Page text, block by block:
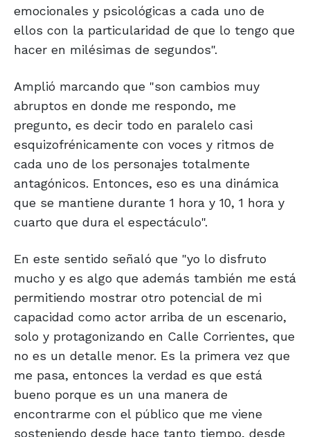
emocionales y psicológicas a cada uno de
ellos con la particularidad de que lo tengo que
hacer en milésimas de segundos".
Amplió marcando que "son cambios muy
abruptos en donde me respondo, me
pregunto, es decir todo en paralelo casi
esquizofrénicamente con voces y ritmos de
cada uno de los personajes totalmente
antagónicos. Entonces, eso es una dinámica
que se mantiene durante 1 hora y 10, 1 hora y
cuarto que dura el espectáculo".
En este sentido señaló que "yo lo disfruto
mucho y es algo que además también me está
permitiendo mostrar otro potencial de mi
capacidad como actor arriba de un escenario,
solo y protagonizando en Calle Corrientes, que
no es un detalle menor. Es la primera vez que
me pasa, entonces la verdad es que está
bueno porque es un una manera de
encontrarme con el público que me viene
sosteniendo desde hace tanto tiempo, desde